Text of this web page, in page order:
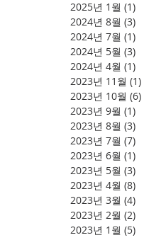
2025년 1월 (1)
2024년 8월 (3)
2024년 7월 (1)
2024년 5월 (3)
2024년 4월 (1)
2023년 11월 (1)
2023년 10월 (6)
2023년 9월 (1)
2023년 8월 (3)
2023년 7월 (7)
2023년 6월 (1)
2023년 5월 (3)
2023년 4월 (8)
2023년 3월 (4)
2023년 2월 (2)
2023년 1월 (5)